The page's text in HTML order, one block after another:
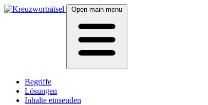
Open main menu
Begriffe
Lösungen
Inhalte einsenden